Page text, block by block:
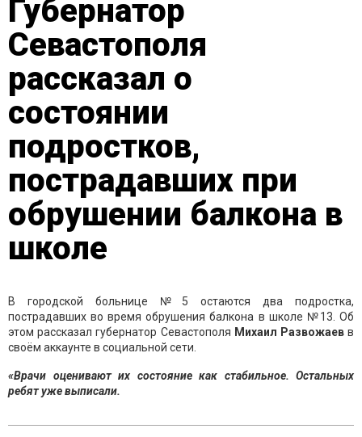
Губернатор
Севастополя
рассказал о
состоянии
подростков,
пострадавших при
обрушении балкона в
школе
В городской больнице №5 остаются два подростка,
пострадавших во время обрушения балкона в школе №13. Об
этом рассказал губернатор Севастополя Михаил Развожаевв
своём аккаунте в социальной сети.
«Врачи оценивают их состояние как стабильное. Остальных
ребят уже выписали.